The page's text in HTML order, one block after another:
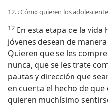
12. ¿Cómo quieren los
12 En esta etapa de la vida
jóvenes desean de
Quieren que se les
nunca, que se les trate
pautas y dirección que
en cuenta el hecho de
quieren muchísimo